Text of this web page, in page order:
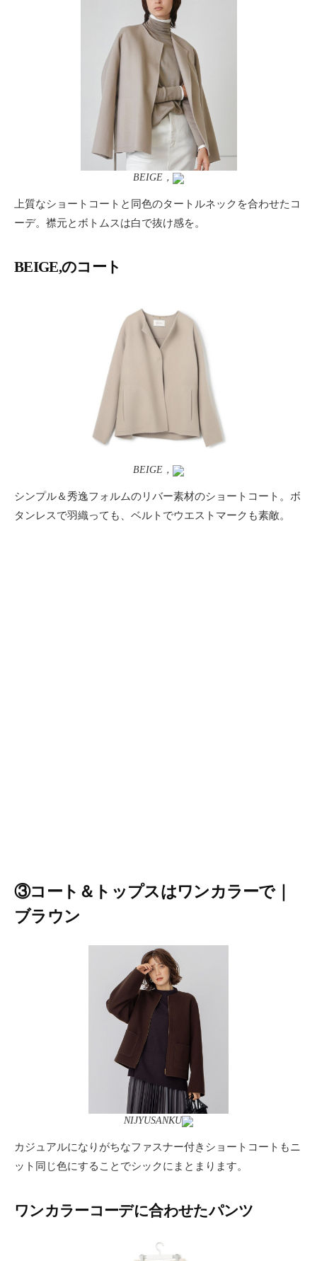
BEIGE，
上質なショートコートと同色のタートルネックを合わせたコ
ーデ。襟元とボトムスは白で抜け感を。
BEIGE,のコート
BEIGE，
シンプル＆秀逸フォルムのリバー素材のショートコート。ボ
タンレスで羽織っても、ベルトでウエストマークも素敵。
③コート＆トップスはワンカラーで｜
ブラウン
NIJYUSANKU
カジュアルになりがちなファスナー付きショートコートもニ
ット同じ色にすることでシックにまとまります。
ワンカラーコーデに合わせたパンツ